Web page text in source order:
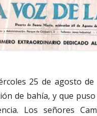
25 de agosto
de bahía, y que
Los señores